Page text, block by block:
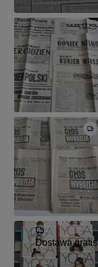
Dostawa gratis